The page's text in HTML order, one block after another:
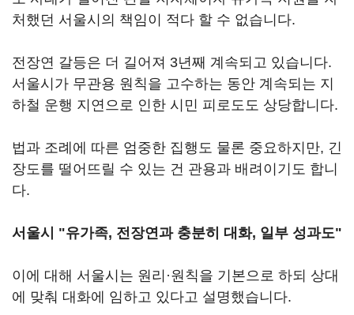
처했던 서울시의 책임이 적다 할 수 없습니다.
전장연 갈등은 더 길어져 3년째 계속되고 있습니다.
서울시가 무관용 원칙을 고수하는 동안 계속되는 지
하철 운행 지연으로 인한 시민 피로도도 상당합니다.
법과 조례에 따른 엄중한 집행도 물론 중요하지만, 긴
장도를 떨어뜨릴 수 있는 건 관용과 배려이기도 합니
다.
서울시 "유가족, 전장연과 충분히 대화, 일부 성과도"
이에 대해 서울시는 원리·원칙을 기본으로 하되 상대
에 맞춰 대화에 임하고 있다고 설명했습니다.